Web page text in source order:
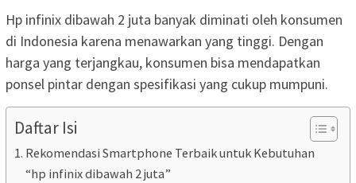
Hp infinix dibawah 2 juta banyak diminati oleh konsumen
di Indonesia karena menawarkan yang tinggi. Dengan
harga yang terjangkau, konsumen bisa mendapatkan
ponsel pintar dengan spesifikasi yang cukup mumpuni.
Daftar Isi
Rekomendasi Smartphone Terbaik untuk Kebutuhan
“hp infinix dibawah 2 juta”